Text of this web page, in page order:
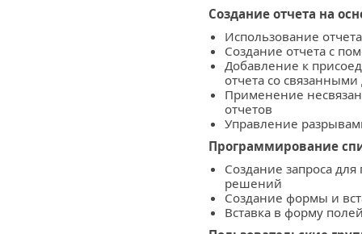
Создание отчета на
Использование
Создание отчета с
Добавление к
отчета со
Применение
отчетов
Управление
Программирование
Создание запроса
решений
Создание формы и
Вставка в форму